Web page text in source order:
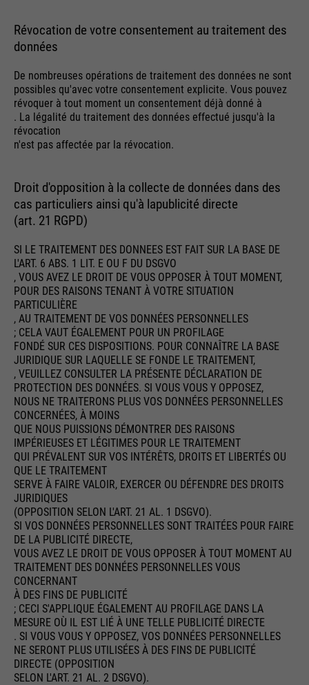
Révocation de votre consentement au traitement des
données
De nombreuses opérations de traitement des données ne sont
possibles qu'avec votre consentement explicite. Vous pouvez
révoquer à tout moment un consentement déjà donné à
. La légalité du traitement des données effectué jusqu'à la
révocation
n'est pas affectée par la révocation.
Droit d'opposition à la collecte de données dans des
cas particuliers ainsi qu'à lapublicité directe
(art. 21 RGPD)
SI LE TRAITEMENT DES DONNEES EST FAIT SUR LA BASE DE
L'ART. 6 ABS. 1 LIT. E OU F DU DSGVO
, VOUS AVEZ LE DROIT DE VOUS OPPOSER À TOUT MOMENT,
POUR DES RAISONS TENANT À VOTRE SITUATION
PARTICULIÈRE
, AU TRAITEMENT DE VOS DONNÉES PERSONNELLES
; CELA VAUT ÉGALEMENT POUR UN PROFILAGE
FONDÉ SUR CES DISPOSITIONS. POUR CONNAÎTRE LA BASE
JURIDIQUE SUR LAQUELLE SE FONDE LE TRAITEMENT,
, VEUILLEZ CONSULTER LA PRÉSENTE DÉCLARATION DE
PROTECTION DES DONNÉES. SI VOUS VOUS Y OPPOSEZ,
NOUS NE TRAITERONS PLUS VOS DONNÉES PERSONNELLES
CONCERNÉES, À MOINS
QUE NOUS PUISSIONS DÉMONTRER DES RAISONS
IMPÉRIEUSES ET LÉGITIMES POUR LE TRAITEMENT
QUI PRÉVALENT SUR VOS INTÉRÊTS, DROITS ET LIBERTÉS OU
QUE LE TRAITEMENT
SERVE À FAIRE VALOIR, EXERCER OU DÉFENDRE DES DROITS
JURIDIQUES
(OPPOSITION SELON L'ART. 21 AL. 1 DSGVO).
SI VOS DONNÉES PERSONNELLES SONT TRAITÉES POUR FAIRE
DE LA PUBLICITÉ DIRECTE,
VOUS AVEZ LE DROIT DE VOUS OPPOSER À TOUT MOMENT AU
TRAITEMENT DES DONNÉES PERSONNELLES VOUS
CONCERNANT
À DES FINS DE PUBLICITÉ
; CECI S'APPLIQUE ÉGALEMENT AU PROFILAGE DANS LA
MESURE OÙ IL EST LIÉ À UNE TELLE PUBLICITÉ DIRECTE
. SI VOUS VOUS Y OPPOSEZ, VOS DONNÉES PERSONNELLES
NE SERONT PLUS UTILISÉES À DES FINS DE PUBLICITÉ
DIRECTE (OPPOSITION
SELON L'ART. 21 AL. 2 DSGVO).